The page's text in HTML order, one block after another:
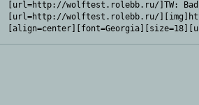
[url=http://wolftest.rolebb.ru/]TW:
[url=http://wolftest.rolebb.ru/